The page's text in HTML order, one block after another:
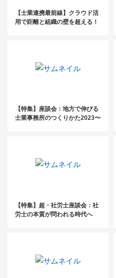
【士業連携最前線】クラウド活
用で距離と組織の壁を超える！
【特集】座談会：地方で伸びる
士業事務所のつくりかた2023〜
【特集】超・社労士座談会：社
労士の本質が問われる時代へ